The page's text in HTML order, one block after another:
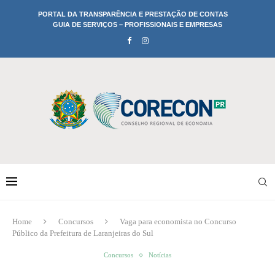
PORTAL DA TRANSPARÊNCIA E PRESTAÇÃO DE CONTAS
GUIA DE SERVIÇOS – PROFISSIONAIS E EMPRESAS
Home Concursos
Vaga para economista no Concurso
Público da Prefeitura de Laranjeiras do Sul
Concursos Notícias